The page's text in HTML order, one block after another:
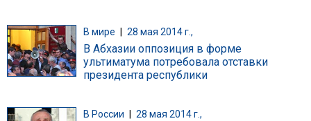
В мире 28 мая 2014 г.,
В Абхазии оппозиция в форме
ультиматума потребовала отставки
президента республики
В России 28 мая 2014 г.,